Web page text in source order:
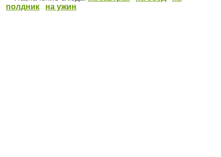
полдник
на ужин